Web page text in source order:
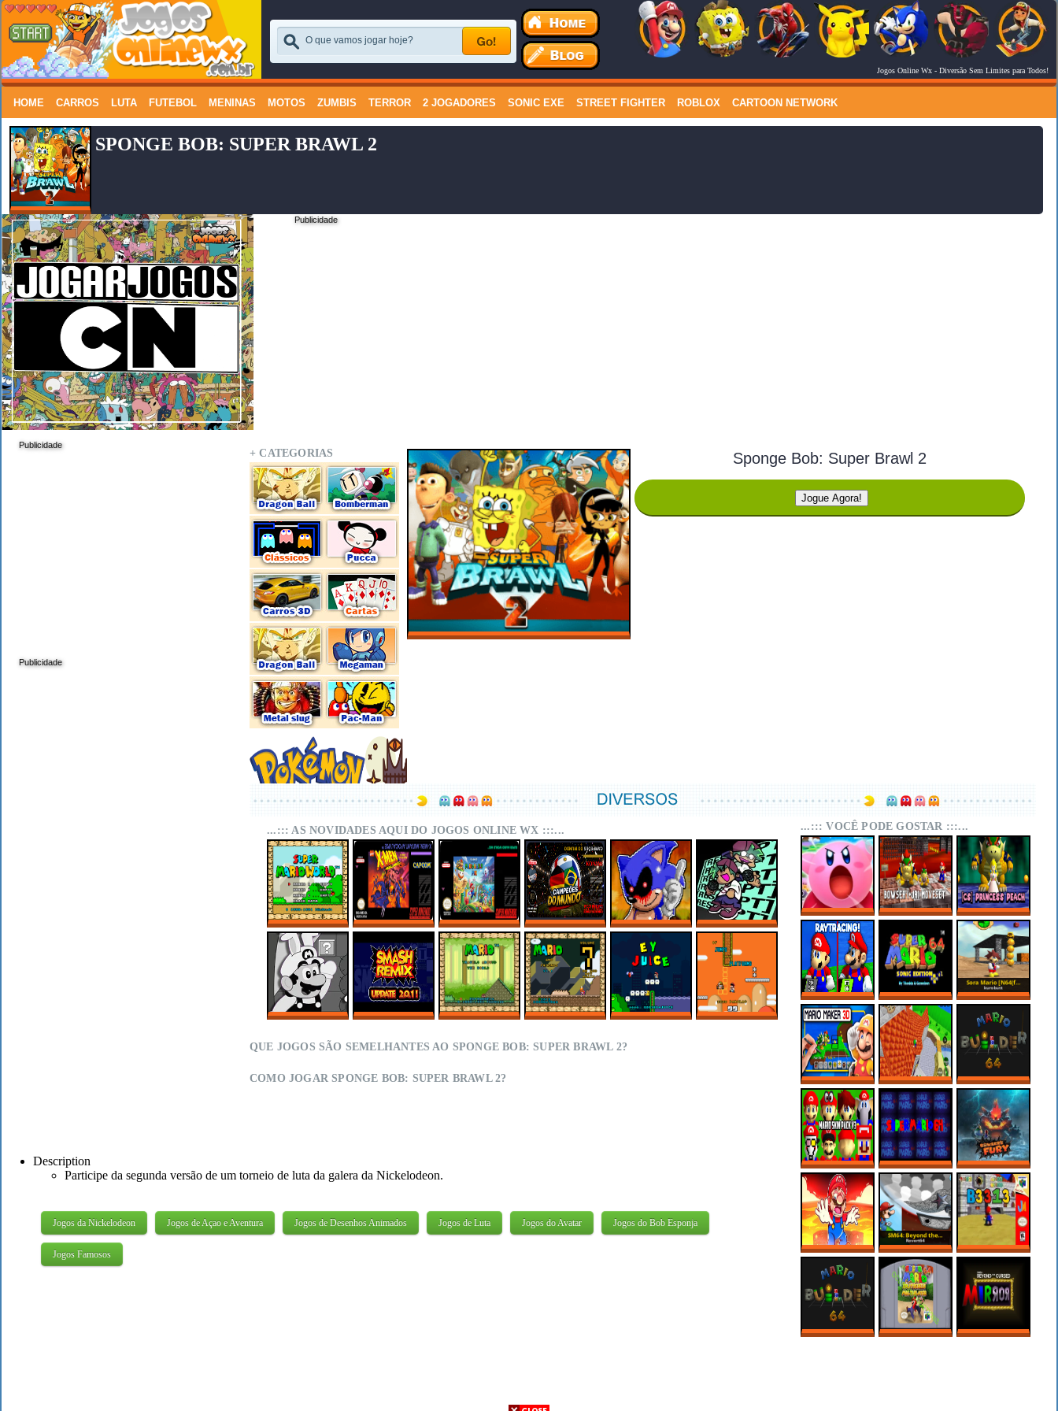
Jogos Online Wx - Diversão Sem Limites para Todos!
HOME CARROS LUTA FUTEBOL MENINAS MOTOS ZUMBIS TERROR 2 JOGADORES SONIC EXE STREET FIGHTER ROBLOX CARTOON NETWORK
SPONGE BOB: SUPER BRAWL 2
Publicidade
Publicidade
Publicidade
+ CATEGORIAS Sponge Bob: Super Brawl 2
Jogue Agora!
...::: VOCÊ PODE GOSTAR :::...
SUPER MARIO 64
KIRBY EDITION
SUPER MARIO 64
PC PORT –
BOWSER (+JR)
MOVESET V1.1
SUPER MARIO 64
PC PORT –
CHARACTER
SELECT:
PRINCESS PEACH
SUPER MARIO 64
RTX ONLINE
MARIO 64 SONIC
EDITION PLUS
V2.2.2
SORA MARIO
[N64(FIX) + PC]
3D MARIO MAKER
IS HERE?!
CREEPY SECRET
IN REGULAR 64
ROBLOX
MARIO BUILDER
64 ROM HACK –
MARIO MAKER
SUPER MARIO 64
PC PORT – MODS
– MARIO SKIN
PACK
SUPER MARIO
64’S SCARIEST
ROM HACK
BOWSER FURY
ONLINE NO PC
MARIO MAKER,
MAS SÓ VALEM
FASES NA LAVA!
SM64: BEYOND
THE CURSED
MIRROR 1.3
B3313 (V0.7)
MARIO BUILDER
SUPER MARIO 64
SM64: BEYOND
...::: AS NOVIDADES AQUI DO JOGOS ONLINE WX :::...
SUPER MARIO
WORLD SA-1
ONLINE
X-MEN – MUTANT
REBALANCED
ONLINE
SUPER MARIO
WORLD MIX ONLINE
CAMPEÕES DO
MUNDO (ISS)
ONLINE
SONIC.EXE – THE
ORIGINAL GAME
ONLINE
FNF RESCRIPT:
BLUEBALLED
MARIO LAND
SMASH REMIX 2.0.1
MARIO TRAVELS
SMWC VANILLA LDC
EY JUICE – SUPER
OF JUMPS AND
QUE JOGOS SÃO SEMELHANTES AO SPONGE BOB: SUPER BRAWL 2?
COMO JOGAR SPONGE BOB: SUPER BRAWL 2?
Description
Participe da segunda versão de um torneio de luta da galera da Nickelodeon.
Jogos da Nickelodeon Jogos de Açao e Aventura Jogos de Desenhos Animados Jogos de Luta Jogos do Avatar Jogos do Bob Esponja
Jogos Famosos